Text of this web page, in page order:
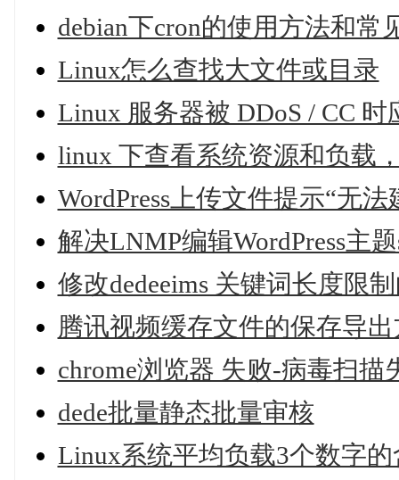
debian下cron的使用方法和常
Linux怎么查找大文件或目录
Linux 服务器被 DDoS / CC 时
linux 下查看系统资源和负载
WordPress上传文件提示“无
解决LNMP编辑WordPress主
修改dedeeims 关键词长度限
腾讯视频缓存文件的保存导
chrome浏览器 失败-病毒扫描
dede批量静态批量审核
Linux系统平均负载3个数字的